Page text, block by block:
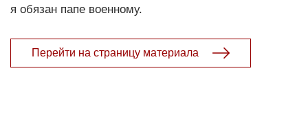
я обязан папе военному.
Перейти на страницу материала